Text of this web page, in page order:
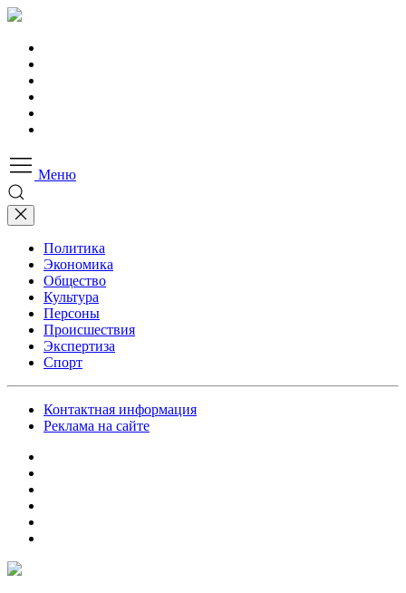
Меню
Политика
Экономика
Общество
Культура
Персоны
Происшествия
Экспертиза
Спорт
Контактная информация
Реклама на сайте